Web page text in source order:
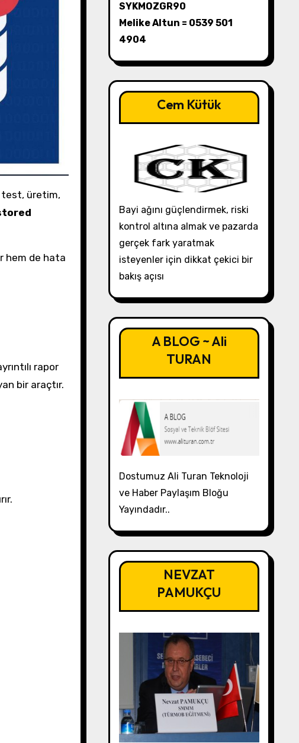
hem de hata
rapor
bir araçtır.
SYKMOZGR90
Melike Altun = 0539 501
4904
Cem Kütük
Bayi ağını güçlendirmek, riski
kontrol altına almak ve pazarda
gerçek fark yaratmak
isteyenler için dikkat çekici bir
bakış açısı
A BLOG ~ Ali
TURAN
Dostumuz Ali Turan Teknoloji
ve Haber Paylaşım Bloğu
Yayındadır..
NEVZAT
PAMUKÇU